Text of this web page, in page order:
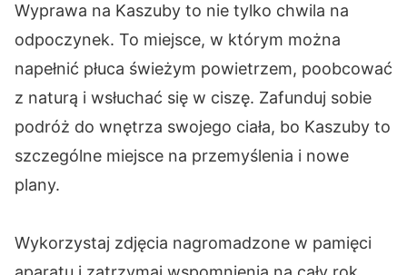
Wyprawa na Kaszuby to nie tylko chwila na
odpoczynek. To miejsce, w którym można
napełnić płuca świeżym powietrzem, poobcować
z naturą i wsłuchać się w ciszę. Zafunduj sobie
podróż do wnętrza swojego ciała, bo Kaszuby to
szczególne miejsce na przemyślenia i nowe
plany.
Wykorzystaj zdjęcia nagromadzone w pamięci